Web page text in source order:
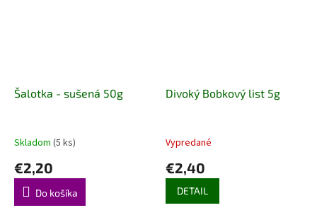
Šalotka - sušená 50g
Skladom (5 ks)
€2,20
Do košíka
Divoký Bobkový list 5g
Vypredané
€2,40
DETAIL